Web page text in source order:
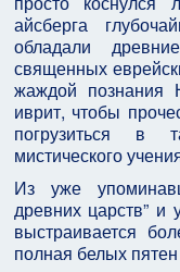
айсберга
обладали
священных
жаждой познания
иврит, чтобы
погрузиться в
мистического
Из уже
древних царств” и
выстраивается
полная белых